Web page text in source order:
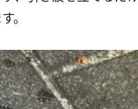
。